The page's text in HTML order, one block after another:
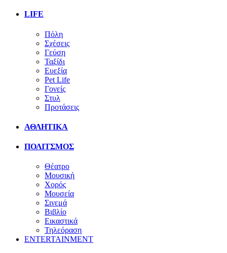
LIFE
Πόλη
Σχέσεις
Γεύση
Ταξίδι
Ευεξία
Pet Life
Γονείς
Στυλ
Προτάσεις
ΑΘΛΗΤΙΚΑ
ΠΟΛΙΤΣΜΟΣ
Θέατρο
Μουσική
Χορός
Μουσεία
Σινεμά
Βιβλίο
Εικαστικά
Τηλεόραση
ENTERTAINMENT